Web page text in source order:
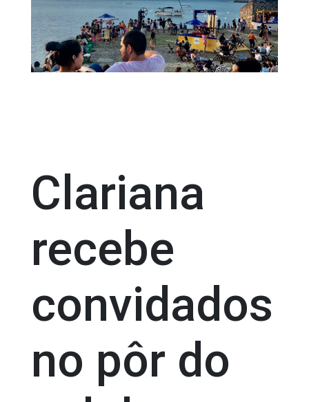
Clariana
recebe
convidados
no pôr do